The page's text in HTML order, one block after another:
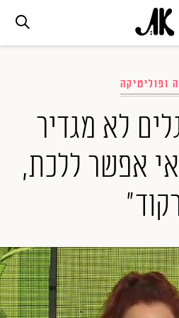
אופנה
ביוטי
סלבס
נוספים
המגזין
ופוליטיקה
לא מגדיר
אפשר ללכת,